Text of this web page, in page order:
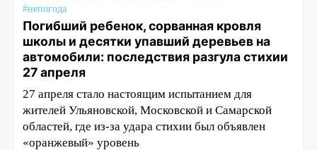
#непогода
Погибший ребенок, сорванная кровля
школы и десятки упавший деревьев на
автомобили: последствия разгула стихии
27 апреля
27 апреля стало настоящим испытанием для
жителей Ульяновской, Московской и Самарской
областей, где из-за удара стихии был объявлен
«оранжевый» уровень